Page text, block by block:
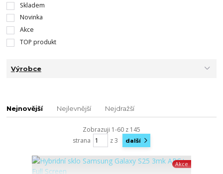
Skladem
Novinka
Akce
TOP produkt
Výrobce
Nejnovější Nejlevnější Nejdražší
Zobrazuji 1-60 z 145
strana
z 3 další
Akce